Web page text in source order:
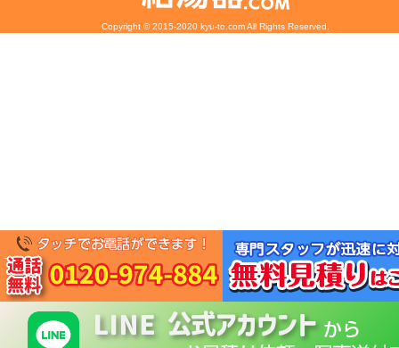
Copyright © 2015-2020 kyu-to.com All Rights Reserved.